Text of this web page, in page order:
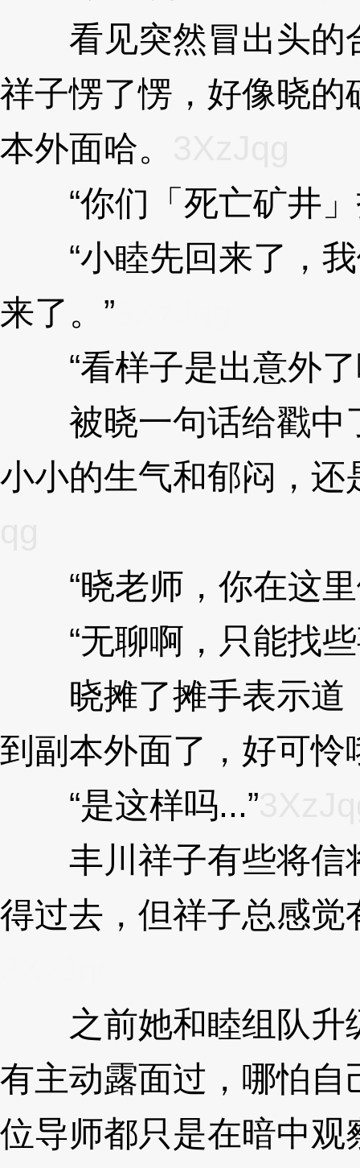
看见突然冒出头的
祥子愣了愣，好像晓
本外面哈。
“你们「死亡矿井」
“小睦先回来了，我
来了。”
“看样子是出意外了
被晓一句话给戳中
小小的生气和郁闷，还
“晓老师，你在这里
“无聊啊，只能找些
晓摊了摊手表示道
到副本外面了，好可怜
“是这样吗...”
丰川祥子有些将信
得过去，但祥子总感
之前她和睦组队升
有主动露面过，哪怕
位导师都只是在暗中观